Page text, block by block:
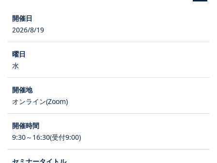
2026/8/19
水
オンライン(Zoom)
9:30～16:30(受付9:00)